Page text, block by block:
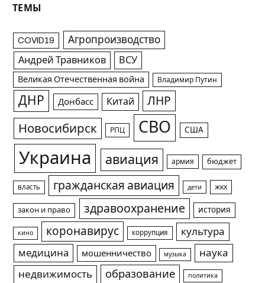
ТЕМЫ
COVID19 Агропроизводство
Андрей Травников ВСУ
Великая Отечественная война Владимир Путин
ДНР Донбасс Китай ЛНР
Новосибирск РПЦ СВО США
Украина авиация армия бюджет
власть гражданская авиация дети жкх
закон и право здравоохранение история
кино коронавирус коррупция
культура
медицина
мошенничество музыка
наука
недвижимость
образование политика